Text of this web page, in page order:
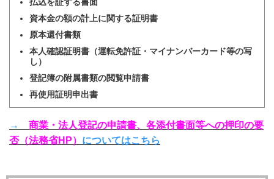
資本金の額の計上に関する証明書
原本還付書類
本人確認証明書（運転免許証・マイナンバーカード等の写
し）
登記簿の附属書類の閲覧申請書
再使用証明申出書
→ 商業・法人登記の申請書、各添付書面等への押印の要
否（法務省HP） についてはこちら